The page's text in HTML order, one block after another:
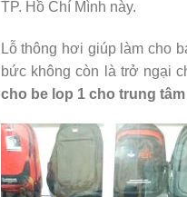
TP. Hồ Chí Mình này.
Lỗ thông hơi giúp làm cho
bức không còn là trở ngại
cho be lop 1 cho trung